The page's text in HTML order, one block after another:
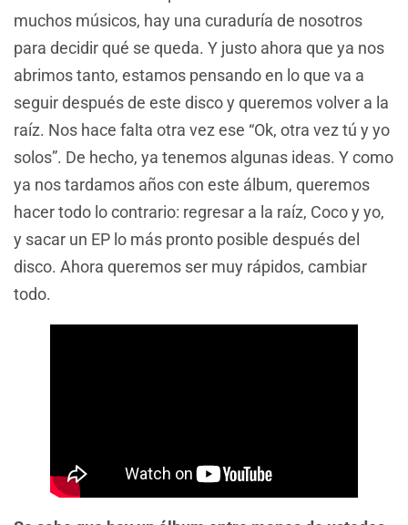
muchos músicos, hay una curaduría de nosotros
para decidir qué se queda. Y justo ahora que ya nos
abrimos tanto, estamos pensando en lo que va a
seguir después de este disco y queremos volver a la
raíz. Nos hace falta otra vez ese “Ok, otra vez tú y yo
solos”. De hecho, ya tenemos algunas ideas. Y como
ya nos tardamos años con este álbum, queremos
hacer todo lo contrario: regresar a la raíz, Coco y yo,
y sacar un EP lo más pronto posible después del
disco. Ahora queremos ser muy rápidos, cambiar
todo.